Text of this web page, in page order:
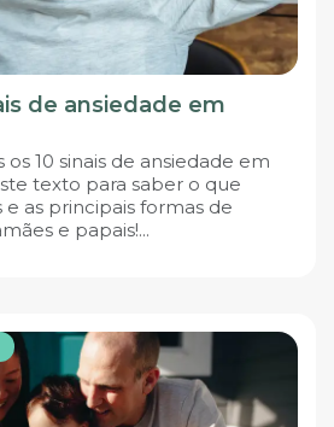
de ansiedade em
10 sinais de ansiedade em
texto para saber o que
e as principais formas de
e papais!...